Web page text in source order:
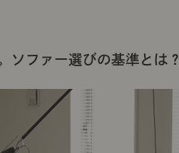
ソファー選びの基準とは？